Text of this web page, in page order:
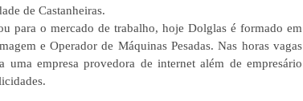
de Castanheiras.
para o mercado de trabalho, hoje Dolglas é formado em
e Operador de Máquinas Pesadas. Nas horas vagas
uma empresa provedora de internet além de empresário